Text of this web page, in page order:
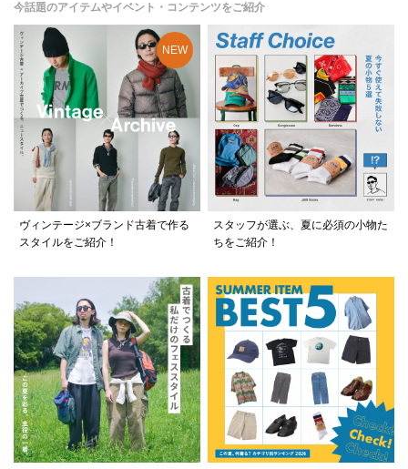
今話題のアイテムやイベント・コンテンツをご紹介
ヴィンテージ×ブランド古着で作る
スタイルをご紹介！
スタッフが選ぶ、夏に必須の小物た
ちをご紹介！